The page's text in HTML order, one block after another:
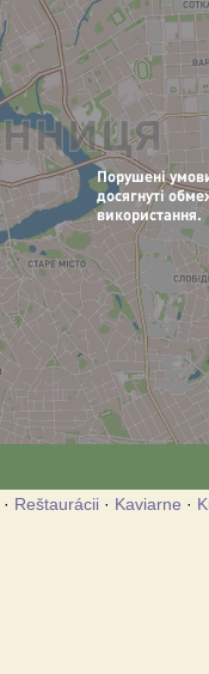
· Reštaurácii · Kaviarne ·